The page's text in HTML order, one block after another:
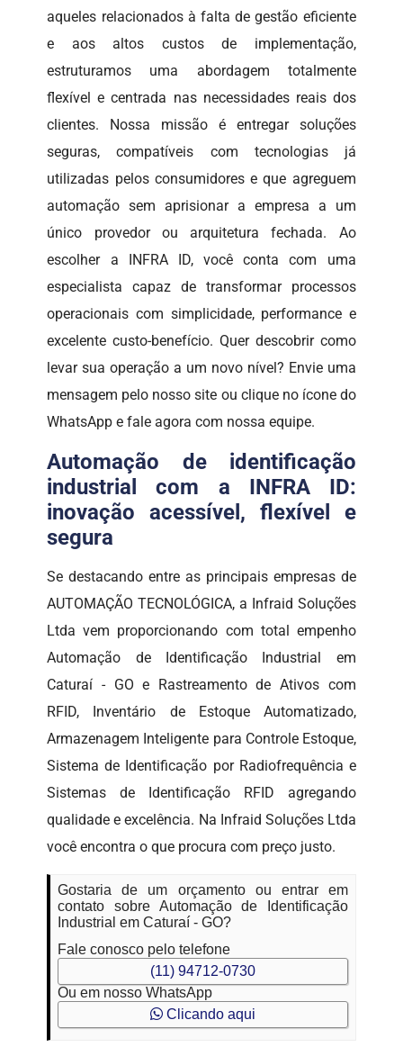
aqueles relacionados à falta de gestão eficiente
e aos altos custos de implementação,
estruturamos uma abordagem totalmente
flexível e centrada nas necessidades reais dos
clientes. Nossa missão é entregar soluções
seguras, compatíveis com tecnologias já
utilizadas pelos consumidores e que agreguem
automação sem aprisionar a empresa a um
único provedor ou arquitetura fechada. Ao
escolher a INFRA ID, você conta com uma
especialista capaz de transformar processos
operacionais com simplicidade, performance e
excelente custo-benefício. Quer descobrir como
levar sua operação a um novo nível? Envie uma
mensagem pelo nosso site ou clique no ícone do
WhatsApp e fale agora com nossa equipe.
Automação de identificação
industrial com a INFRA ID:
inovação acessível, flexível e
segura
Se destacando entre as principais empresas de
AUTOMAÇÃO TECNOLÓGICA, a Infraid Soluções
Ltda vem proporcionando com total empenho
Automação de Identificação Industrial em
Caturaí - GO e Rastreamento de Ativos com
RFID, Inventário de Estoque Automatizado,
Armazenagem Inteligente para Controle Estoque,
Sistema de Identificação por Radiofrequência e
Sistemas de Identificação RFID agregando
qualidade e excelência. Na Infraid Soluções Ltda
você encontra o que procura com preço justo.
Gostaria de um orçamento ou entrar em
contato sobre Automação de Identificação
Industrial em Caturaí - GO?
Fale conosco pelo telefone
(11) 94712-0730
Ou em nosso WhatsApp
Clicando aqui